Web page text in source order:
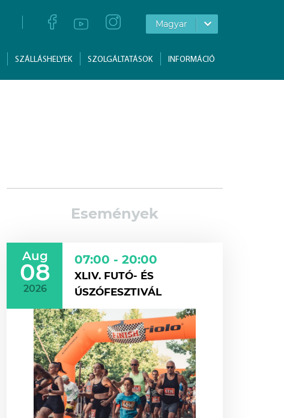
Magyar
SZÁLLÁSHELYEK SZOLGÁLTATÁSOK INFORMÁCIÓ
Események
Aug
08
2026
07:00 - 20:00
XLIV. FUTÓ- ÉS
ÚSZÓFESZTIVÁL